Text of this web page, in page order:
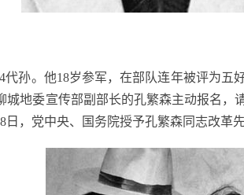
代孙。他18岁参军，在部队连年被评为五好
地委宣传部副部长的孔繁森主动报名
日，党中央、国务院授予孔繁森同志改革